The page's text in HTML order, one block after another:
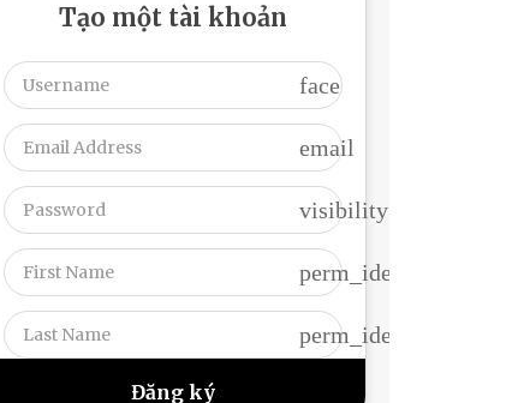
Tạo một tài khoản
face
email
visibility
perm_identity
perm_identity